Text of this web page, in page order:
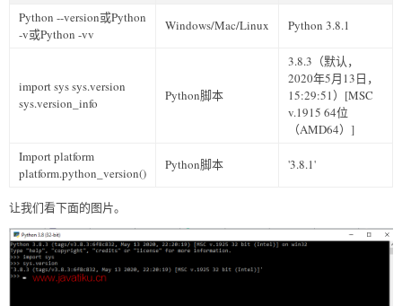
Python --version或Python
-v或Python -vv
Windows/Mac/Linux Python 3.8.1
import sys sys.version
sys.version_info
Python脚本
3.8.3（默认，
2020年5月13日，
15:29:51）[MSC
v.1915 64位
（AMD64）]
Import platform
platform.python_version()
Python脚本 '3.8.1'
让我们看下面的图片。